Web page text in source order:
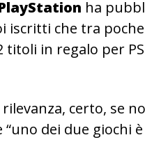
ha
iscritti che tra
titoli in regalo per
certo, se
dei due giochi